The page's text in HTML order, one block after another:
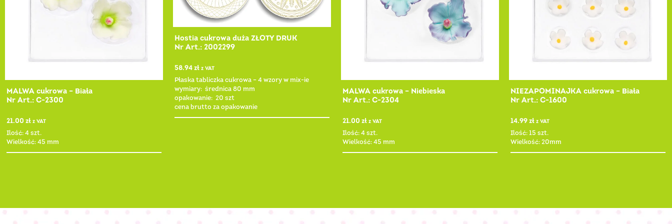
MALWA cukrowa – Biała
Nr Art.: C-2300
21.00 zł z VAT
Ilość: 4 szt.
Wielkość: 45 mm
Hostia cukrowa duża ZŁOTY DRUK
Nr Art.: 2002299
58.94 zł z VAT
Płaska tabliczka cukrowa – 4 wzory w mix-ie
wymiary: średnica 80 mm
opakowanie: 20 szt
cena brutto za opakowanie
MALWA cukrowa – Niebieska
Nr Art.: C-2304
21.00 zł z VAT
Ilość: 4 szt.
Wielkość: 45 mm
NIEZAPOMINAJKA cukrowa – Biała
Nr Art.: C-1600
14.99 zł z VAT
Ilość: 15 szt.
Wielkość: 20mm